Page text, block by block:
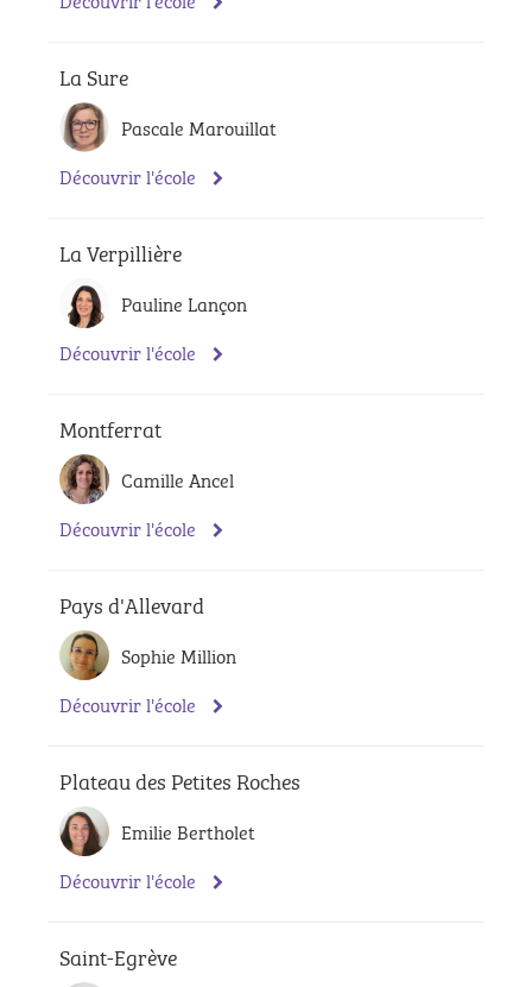
La Sure
Pascale Marouillat
Découvrir l'école
La Verpillière
Pauline Lançon
Découvrir l'école
Montferrat
Camille Ancel
Découvrir l'école
Pays d'Allevard
Sophie Million
Découvrir l'école
Plateau des Petites Roches
Emilie Bertholet
Découvrir l'école
Saint-Egrève